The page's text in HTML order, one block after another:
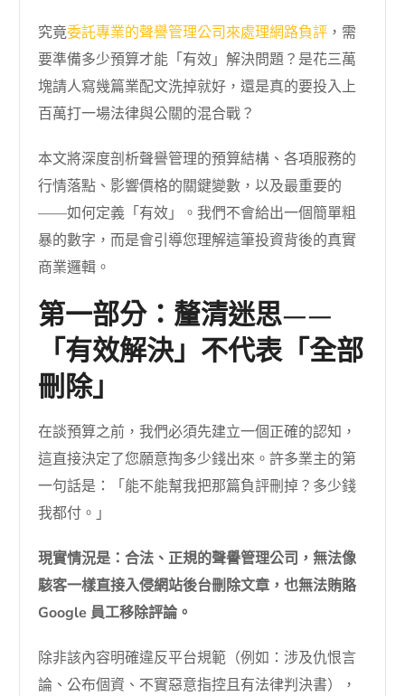
究竟委託專業的聲譽管理公司來處理網路負評 ，需
要準備多少預算才能「有效」解決問題？是花三萬
塊請人寫幾篇業配文洗掉就好，還是真的要投入上
百萬打一場法律與公關的混合戰？
本文將深度剖析聲譽管理的預算結構、各項服務的
行情落點、影響價格的關鍵變數，以及最重要的
——如何定義「有效」。我們不會給出一個簡單粗
暴的數字，而是會引導您理解這筆投資背後的真實
商業邏輯。
第一部分：釐清迷思——
「有效解決」不代表「全部
刪除」
在談預算之前，我們必須先建立一個正確的認知，
這直接決定了您願意掏多少錢出來。許多業主的第
一句話是：「能不能幫我把那篇負評刪掉？多少錢
我都付。」
現實情況是：合法、正規的聲譽管理公司，無法像
駭客一樣直接入侵網站後台刪除文章，也無法賄賂
Google 員工移除評論。
除非該內容明確違反平台規範（例如：涉及仇恨言
論、公布個資、不實惡意指控且有法律判決書），